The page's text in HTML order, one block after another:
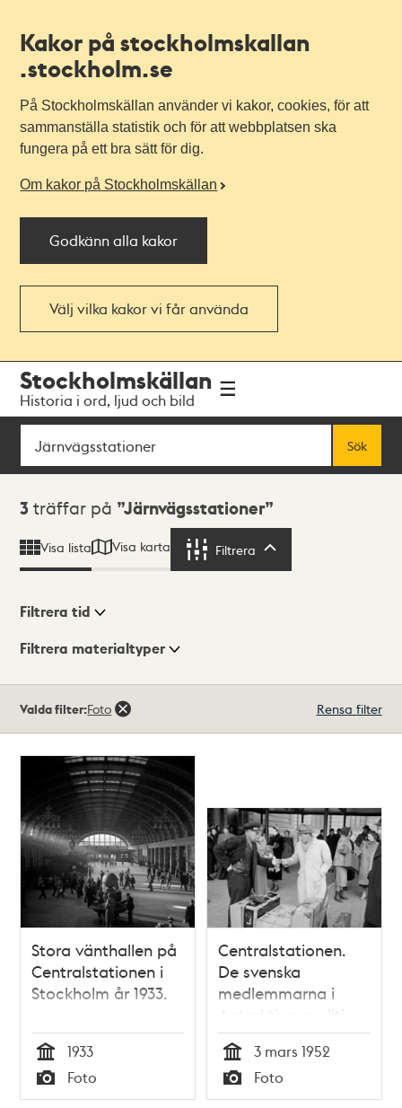
Kakor på stockholmskallan
.stockholm.se
På Stockholmskällan använder vi kakor, cookies, för att
sammanställa statistik och för att webbplatsen ska
fungera på ett bra sätt för dig.
Om kakor på Stockholmskällan
Godkänn alla kakor
Välj vilka kakor vi får använda
navigationen
huvudinnehållet
Stockholmskällan
Historia i ord, ljud och bild
Sök
Sök
Sökresultat
3 träffar på Järnvägsstationer
Visa lista Visa karta Filtrera
Visningsläge
Filtrera tid
Filtrera materialtyper
träffar
Valda filter:Foto Rensa filter
Stora vänthallen på
Centralstationen i
Stockholm år 1933.
Tid
1933
Typ
Foto
Centralstationen.
De svenska
medlemmarna i
Antarktisexpeditionen
är åter hemma
Tid
3 mars 1952
Typ
Foto